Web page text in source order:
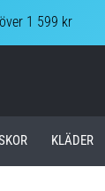
1 599 kr
KLÄDER